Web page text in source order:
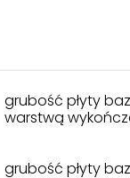
grubość płyty
warstwą
grubość płyty